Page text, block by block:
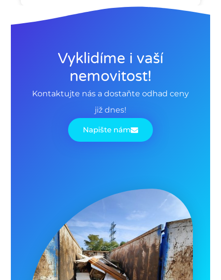
Vyklidíme i vaší
nemovitost!
Kontaktujte nás a dostaňte odhad ceny
již dnes!
Napište nám